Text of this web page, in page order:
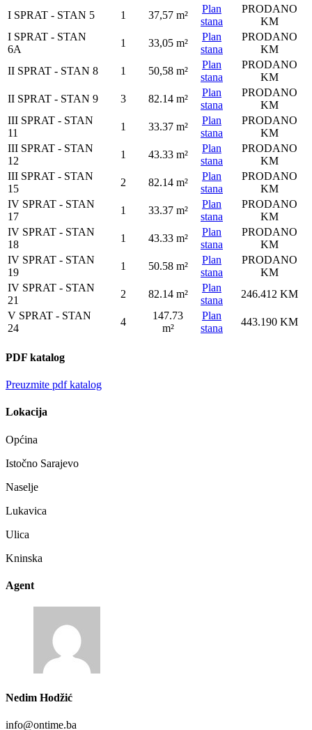
I SPRAT - STAN 5
1 37,57 m²
Plan
stana
PRODANO
KM
I SPRAT - STAN
6A
1 33,05 m²
Plan
stana
PRODANO
KM
II SPRAT - STAN 8
1 50,58 m²
Plan
stana
PRODANO
KM
II SPRAT - STAN 9
3 82.14 m²
Plan
stana
PRODANO
KM
III SPRAT - STAN
11
1 33.37 m²
Plan
stana
PRODANO
KM
III SPRAT - STAN
12
1 43.33 m²
Plan
stana
PRODANO
KM
III SPRAT - STAN
15
2 82.14 m²
Plan
stana
PRODANO
KM
IV SPRAT - STAN
17
1 33.37 m²
Plan
stana
PRODANO
KM
IV SPRAT - STAN
18
1 43.33 m²
Plan
stana
PRODANO
KM
IV SPRAT - STAN
19
1 50.58 m²
Plan
stana
PRODANO
KM
IV SPRAT - STAN
21
2 82.14 m²
Plan
stana
246.412 KM
V SPRAT - STAN
24
4
147.73
m²
Plan
stana
443.190 KM
PDF katalog
Preuzmite pdf katalog
Lokacija
Općina
Istočno Sarajevo
Naselje
Lukavica
Ulica
Kninska
Agent
Nedim Hodžić
info@ontime.ba